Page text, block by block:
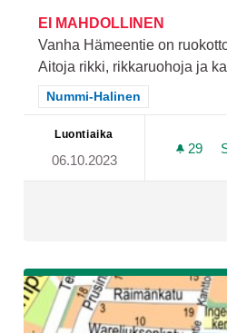
EI MAHDOLLINEN
Vanha Hämeentie on
Aitoja rikki, rikkaruohoja ja
Rajaa tulokset teeman
Nummi-Halinen
Luontiaika
06.10.2023
29